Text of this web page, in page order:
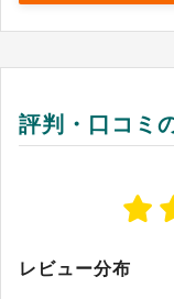
別の進捗や製
庫情報を指定
理もできます。
評判・口コミ
レビュー分布